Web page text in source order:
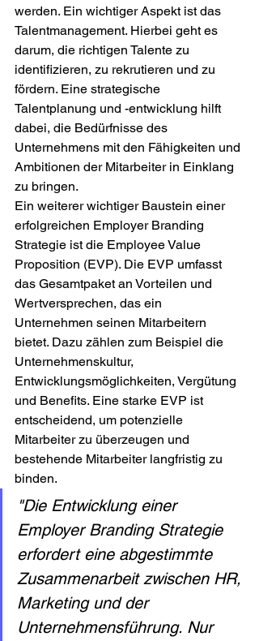
werden. Ein wichtiger Aspekt ist das
Talentmanagement. Hierbei geht es
darum, die richtigen Talente zu
identifizieren, zu rekrutieren und zu
fördern. Eine strategische
Talentplanung und -entwicklung hilft
dabei, die Bedürfnisse des
Unternehmens mit den Fähigkeiten und
Ambitionen der Mitarbeiter in Einklang
zu bringen.
Ein weiterer wichtiger Baustein einer
erfolgreichen Employer Branding
Strategie ist die Employee Value
Proposition (EVP). Die EVP umfasst
das Gesamtpaket an Vorteilen und
Wertversprechen, das ein
Unternehmen seinen Mitarbeitern
bietet. Dazu zählen zum Beispiel die
Unternehmenskultur,
Entwicklungsmöglichkeiten, Vergütung
und Benefits. Eine starke EVP ist
entscheidend, um potenzielle
Mitarbeiter zu überzeugen und
bestehende Mitarbeiter langfristig zu
binden.
"Die Entwicklung einer
Employer Branding Strategie
erfordert eine abgestimmte
Zusammenarbeit zwischen HR,
Marketing und der
Unternehmensführung. Nur